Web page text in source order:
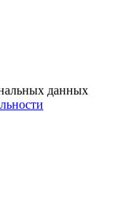
данных